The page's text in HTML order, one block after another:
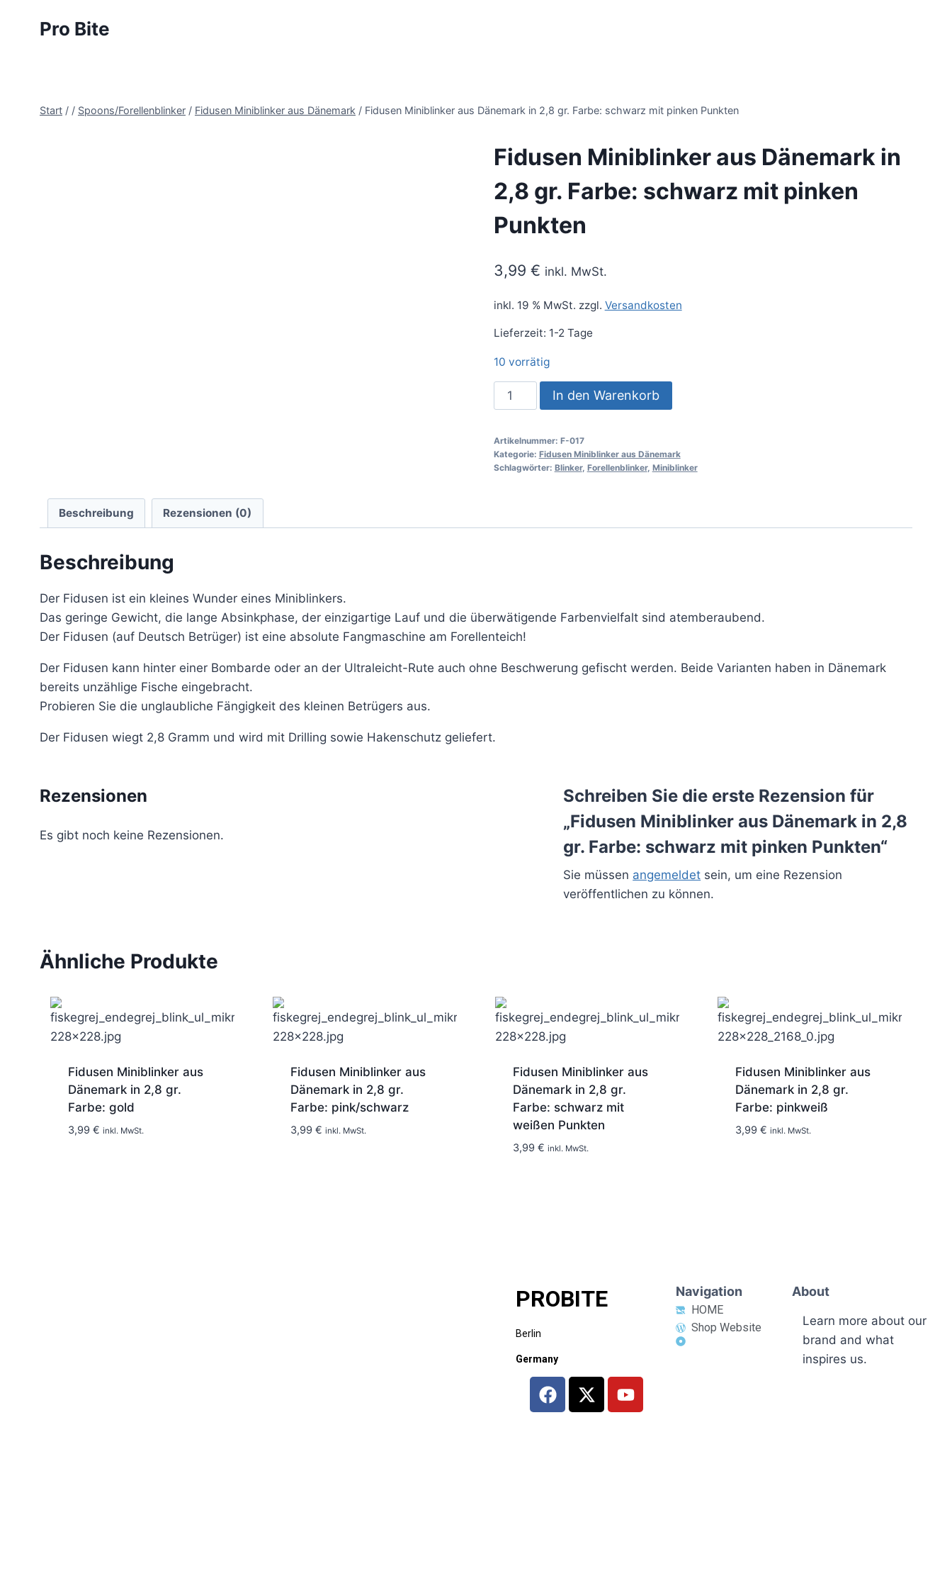
Pro Bite
Start / / Spoons/Forellenblinker / Fidusen Miniblinker aus Dänemark / Fidusen Miniblinker aus Dänemark in 2,8 gr. Farbe: schwarz mit pinken Punkten
Fidusen Miniblinker aus Dänemark in
2,8 gr. Farbe: schwarz mit pinken
Punkten
3,99 € inkl. MwSt.
inkl. 19 % MwSt. zzgl. Versandkosten
Lieferzeit: 1-2 Tage
10 vorrätig
In den Warenkorb
Artikelnummer: F-017
Kategorie: Fidusen Miniblinker aus Dänemark
Schlagwörter: Blinker, Forellenblinker, Miniblinker
Beschreibung Rezensionen (0)
Beschreibung
Der Fidusen ist ein kleines Wunder eines Miniblinkers.
Das geringe Gewicht, die lange Absinkphase, der einzigartige Lauf und die überwätigende Farbenvielfalt sind atemberaubend.
Der Fidusen (auf Deutsch Betrüger) ist eine absolute Fangmaschine am Forellenteich!
Der Fidusen kann hinter einer Bombarde oder an der Ultraleicht-Rute auch ohne Beschwerung gefischt werden. Beide Varianten haben in Dänemark
bereits unzählige Fische eingebracht.
Probieren Sie die unglaubliche Fängigkeit des kleinen Betrügers aus.
Der Fidusen wiegt 2,8 Gramm und wird mit Drilling sowie Hakenschutz geliefert.
Rezensionen
Es gibt noch keine Rezensionen.
Schreiben Sie die erste Rezension für
„Fidusen Miniblinker aus Dänemark in 2,8
gr. Farbe: schwarz mit pinken Punkten“
Sie müssen angemeldet sein, um eine Rezension
veröffentlichen zu können.
Ähnliche Produkte
Fidusen Miniblinker aus
Dänemark in 2,8 gr.
Farbe: gold
3,99 € inkl. MwSt.
Fidusen Miniblinker aus
Dänemark in 2,8 gr.
Farbe: pink/schwarz
3,99 € inkl. MwSt.
Fidusen Miniblinker aus
Dänemark in 2,8 gr.
Farbe: schwarz mit
weißen Punkten
3,99 € inkl. MwSt.
Fidusen Miniblinker aus
Dänemark in 2,8 gr.
Farbe: pinkweiß
3,99 € inkl. MwSt.
PROBITE
Berlin
Germany
Navigation
HOME
Shop Website
About
Learn more about our
brand and what
inspires us.